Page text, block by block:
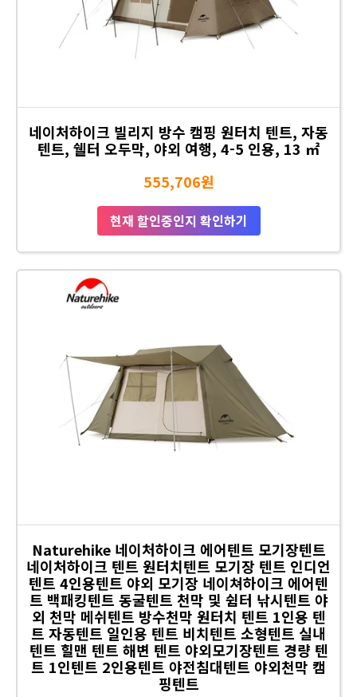
네이처하이크 빌리지 방수 캠핑 원터치 텐트, 자동
텐트, 쉘터 오두막, 야외 여행, 4-5 인용, 13 ㎡
555,706원
현재 할인중인지 확인하기
Naturehike 네이처하이크 에어텐트 모기장텐트
네이처하이크 텐트 원터치텐트 모기장 텐트 인디언
텐트 4인용텐트 야외 모기장 네이쳐하이크 에어텐
트 백패킹텐트 동굴텐트 천막 및 쉼터 낚시텐트 야
외 천막 메쉬텐트 방수천막 원터치 텐트 1인용 텐
트 자동텐트 일인용 텐트 비치텐트 소형텐트 실내
텐트 힐맨 텐트 해변 텐트 야외모기장텐트 경량 텐
트 1인텐트 2인용텐트 야전침대텐트 야외천막 캠
핑텐트